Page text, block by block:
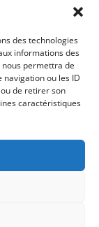
des technologies
informations des
permettra de
ou les ID
de retirer son
caractéristiques
and